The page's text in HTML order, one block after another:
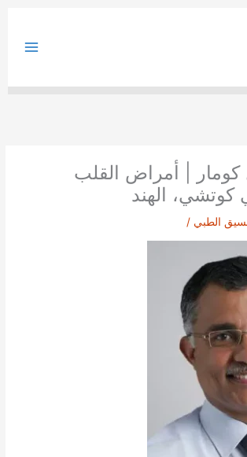
كومار | أمراض القلب
كوتشي، الهند
الطبي/